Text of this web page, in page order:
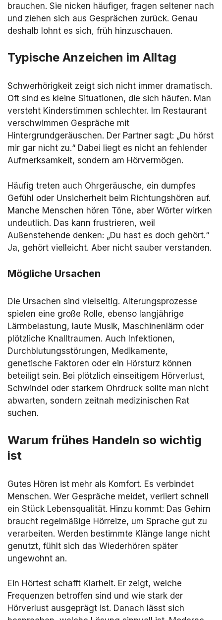
brauchen. Sie nicken häufiger, fragen seltener nach
und ziehen sich aus Gesprächen zurück. Genau
deshalb lohnt es sich, früh hinzuschauen.
Typische Anzeichen im Alltag
Schwerhörigkeit zeigt sich nicht immer dramatisch.
Oft sind es kleine Situationen, die sich häufen. Man
versteht Kinderstimmen schlechter. Im Restaurant
verschwimmen Gespräche mit
Hintergrundgeräuschen. Der Partner sagt: „Du hörst
mir gar nicht zu.“ Dabei liegt es nicht an fehlender
Aufmerksamkeit, sondern am Hörvermögen.
Häufig treten auch Ohrgeräusche, ein dumpfes
Gefühl oder Unsicherheit beim Richtungshören auf.
Manche Menschen hören Töne, aber Wörter wirken
undeutlich. Das kann frustrieren, weil
Außenstehende denken: „Du hast es doch gehört.“
Ja, gehört vielleicht. Aber nicht sauber verstanden.
Mögliche Ursachen
Die Ursachen sind vielseitig. Alterungsprozesse
spielen eine große Rolle, ebenso langjährige
Lärmbelastung, laute Musik, Maschinenlärm oder
plötzliche Knalltraumen. Auch Infektionen,
Durchblutungsstörungen, Medikamente,
genetische Faktoren oder ein Hörsturz können
beteiligt sein. Bei plötzlich einseitigem Hörverlust,
Schwindel oder starkem Ohrdruck sollte man nicht
abwarten, sondern zeitnah medizinischen Rat
suchen.
Warum frühes Handeln so wichtig
ist
Gutes Hören ist mehr als Komfort. Es verbindet
Menschen. Wer Gespräche meidet, verliert schnell
ein Stück Lebensqualität. Hinzu kommt: Das Gehirn
braucht regelmäßige Hörreize, um Sprache gut zu
verarbeiten. Werden bestimmte Klänge lange nicht
genutzt, fühlt sich das Wiederhören später
ungewohnt an.
Ein Hörtest schafft Klarheit. Er zeigt, welche
Frequenzen betroffen sind und wie stark der
Hörverlust ausgeprägt ist. Danach lässt sich